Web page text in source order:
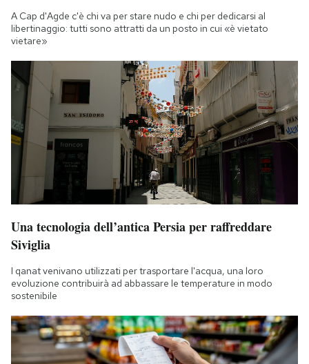
Hai bisogno di aiuto?
Esci
A Cap d'Agde c'è chi va per stare nudo e chi per dedicarsi al
libertinaggio: tutti sono attratti da un posto in cui «è vietato
vietare»
Una tecnologia dell’antica Persia per raffreddare
Siviglia
I qanat venivano utilizzati per trasportare l'acqua, una loro
evoluzione contribuirà ad abbassare le temperature in modo
sostenibile